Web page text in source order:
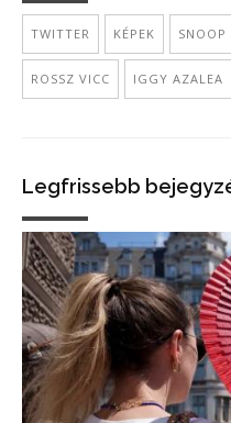
TWITTER KÉPEK SNOOP
ROSSZ VICC IGGY AZALEA
Legfrissebb